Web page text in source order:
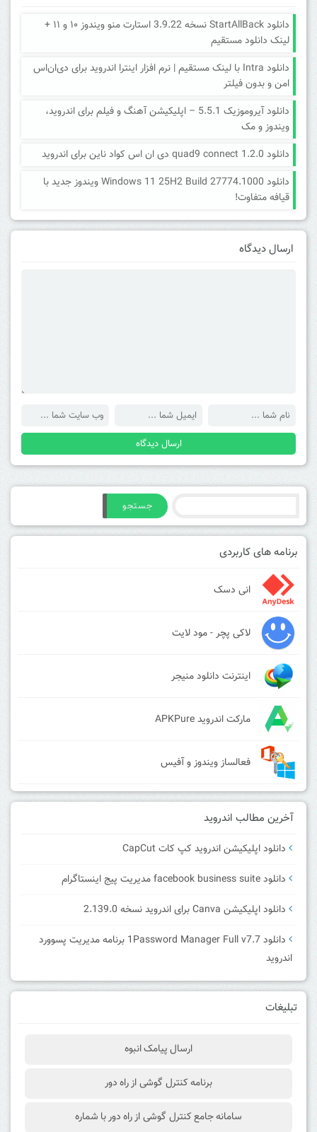
دانلود StartAllBack نسخه 3.9.22 استارت منو ویندوز ۱۰ و ۱۱ +
لینک دانلود مستقیم
دانلود Intra با لینک مستقیم | نرم افزار اینترا اندروید برای دی‌ان‌اس
امن و بدون فیلتر
دانلود آیروموزیک 5.5.1 – اپلیکیشن آهنگ و فیلم برای اندروید،
ویندوز و مک
دانلود quad9 connect 1.2.0 دی ان اس کواد ناین برای اندروید
دانلود Windows 11 25H2 Build 27774.1000 ویندوز جدید با
قیافه متفاوت!
ارسال دیدگاه
جستجو
برنامه های کاربردی
انی دسک
لاکی پچر - مود لایت
اینترنت دانلود منیجر
مارکت اندروید APKPure
فعالساز ویندوز و آفیس
آخرین مطالب اندروید
دانلود اپلیکیشن اندروید کپ کات CapCut
دانلود facebook business suite مدیریت پیج اینستاگرام
دانلود اپلیکیشن Canva برای اندروید نسخه 2.139.0
دانلود 1Password Manager Full v7.7 برنامه مدیریت پسوورد
اندروید
تبلیغات
ارسال پیامک انبوه
برنامه کنترل گوشی از راه دور
سامانه جامع کنترل گوشی از راه دور با شماره